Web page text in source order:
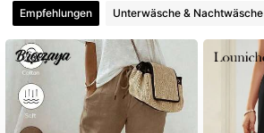
Empfehlungen Unterwäsche & Nachtwäsche